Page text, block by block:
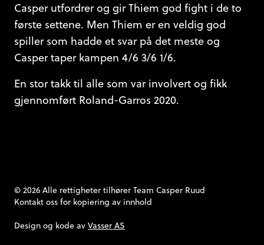
Casper utfordrer og gir Thiem god fight i de to
første settene. Men Thiem er en veldig god
spiller som hadde et svar på det meste og
Casper taper kampen 4/6 3/6 1/6.
En stor takk til alle som var involvert og fikk
gjennomført Roland-Garros 2020.
© 2026 Alle rettigheter tilhører Team Casper Ruud
Kontakt oss for kopiering av innhold
Design og kode av Vasser AS